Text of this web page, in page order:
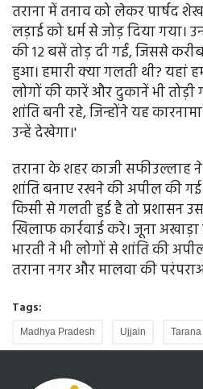
तराना में तनाव को लेकर पार्षद
लड़ाई को धर्म से जोड़ दिया गया।
की 12 बसें तोड़ दी गईं, जिससे
हुआ। हमारी क्या गलती थी? यहां
लोगों की कारें और दुकानें भी तोड़ी
शांति बनी रहे, जिन्होंने यह
उन्हें देखेगा।'
तराना के शहर काजी सफीउल्लाह
शांति बनाए रखने की अपील की गई
किसी से गलती हुई है तो प्रशासन
खिलाफ कार्रवाई करे। जूना अखाड़ा
भारती ने भी लोगों से शांति की
तराना नगर और मालवा की
Tags:
Madhya Pradesh Ujjain Tarana